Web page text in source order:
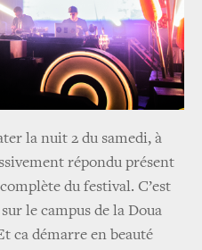
la nuit 2 du samedi, à
répondu présent
du festival. C’est
le campus de la Doua
ca démarre en beauté